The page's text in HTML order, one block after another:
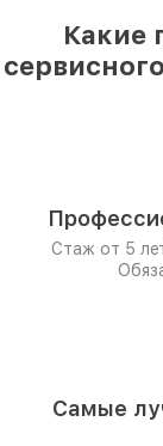
Какие
Стаж от 5
Самые